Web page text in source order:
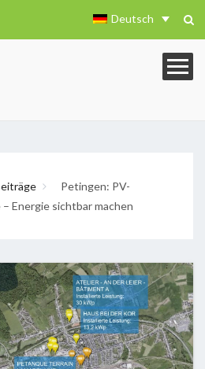
Deutsch
Petingen: PV-
Energie sichtbar machen